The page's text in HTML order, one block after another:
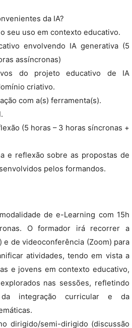
da IA?
seu uso em contexto educativo.
envolvendo IA generativa (5
assíncronas)
do projeto educativo de IA
criativo.
com a(s) ferramenta(s).
(5 horas – 3 horas síncronas +
e reflexão sobre as propostas de
pelos formandos.
de e-Learning com 15h
O formador irá recorrer a
e de videoconferência (Zoom) para
atividades, tendo em vista a
e jovens em contexto educativo,
nas sessões, refletindo
integração curricular e da
dirigido/semi-dirigido (discussão